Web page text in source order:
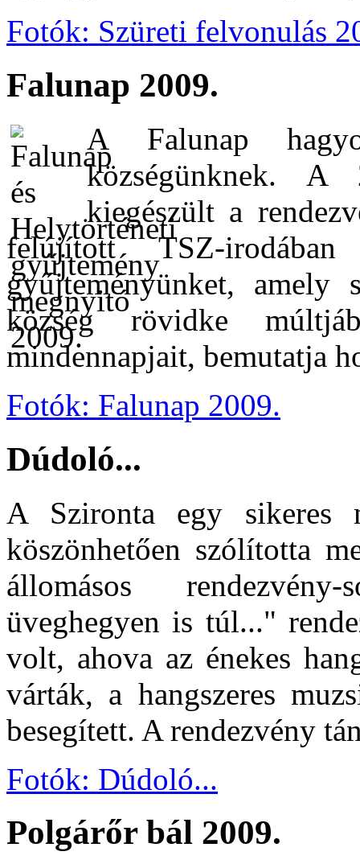
Fotók: Szüreti felvonulás
Falunap 2009.
A Falunap
községünknek. A
kiegészült a
felújított TSZ-
gyűjteményünket,
község rövidke
mindennapjait, bemutatja
Fotók: Falunap 2009.
Dúdoló...
A Szironta egy sikeres
köszönhetően szólította
állomásos
üveghegyen is túl..."
volt, ahova az énekes
várták, a hangszeres
besegített. A rendezvény
Fotók: Dúdoló...
Polgárőr bál 2009.